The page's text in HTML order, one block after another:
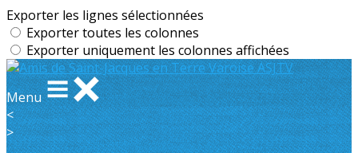
Exporter les lignes sélectionnées
Exporter toutes les colonnes
Exporter uniquement les colonnes affichées
Menu
<
>